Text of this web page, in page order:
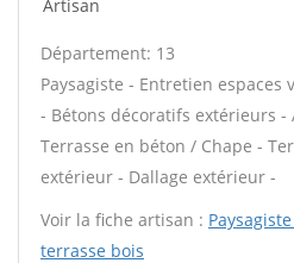
Artisan
Département: 13
Paysagiste - Entretien espaces
- Bétons décoratifs extérieurs
Terrasse en béton / Chape -
extérieur - Dallage extérieur -
Voir la fiche artisan :
terrasse bois